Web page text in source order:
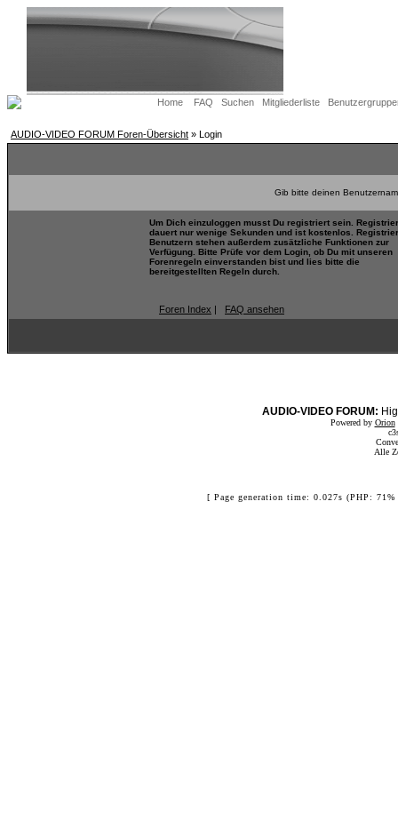
Home FAQ Suchen Mitgliederliste
AUDIO-VIDEO FORUM Foren-Übersicht » Login
Gib bitte deinen
Um Dich einzuloggen musst Du registriert sein.
dauert nur wenige Sekunden und ist kostenlos.
Benutzern stehen außerdem zusätzliche Funktionen zur
Verfügung. Bitte Prüfe vor dem Login, ob Du mit unseren
Forenregeln einverstanden bist und lies bitte die
bereitgestellten Regeln durch.
Foren Index | FAQ ansehen
AUDIO-VIDEO FORUM:
Powered by Orion
Alle
[ Page generation time: 0.027s (PHP: